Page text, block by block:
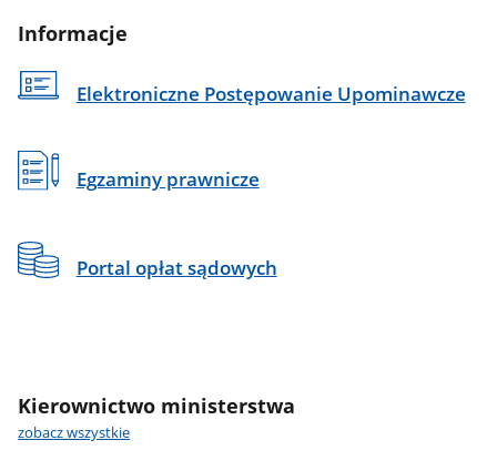
Informacje
Elektroniczne Postępowanie Upominawcze
Egzaminy prawnicze
Portal opłat sądowych
Kierownictwo ministerstwa
zobacz wszystkie